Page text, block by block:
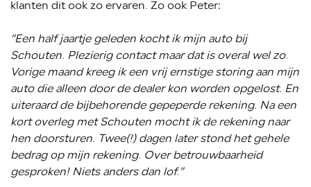
klanten dit ook zo ervaren. Zo ook Peter:
“Een half jaartje geleden kocht ik mijn auto bij
Schouten. Plezierig contact maar dat is overal wel zo.
Vorige maand kreeg ik een vrij ernstige storing aan mijn
auto die alleen door de dealer kon worden opgelost. En
uiteraard de bijbehorende gepeperde rekening. Na een
kort overleg met Schouten mocht ik de rekening naar
hen doorsturen. Twee(!) dagen later stond het gehele
bedrag op mijn rekening. Over betrouwbaarheid
gesproken! Niets anders dan lof.”